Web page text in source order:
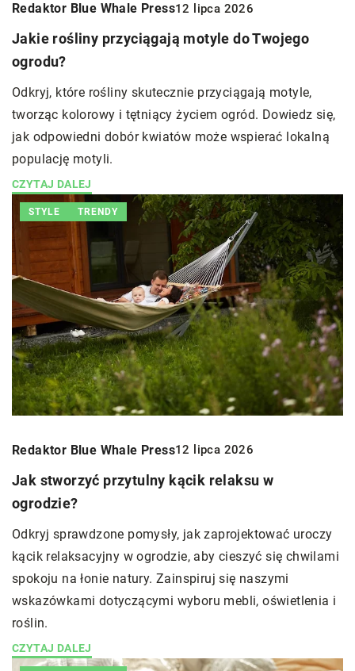
Redaktor Blue Whale Press12 lipca 2026
Jakie rośliny przyciągają motyle do Twojego
ogrodu?
Odkryj, które rośliny skutecznie przyciągają motyle,
tworząc kolorowy i tętniący życiem ogród. Dowiedz się,
jak odpowiedni dobór kwiatów może wspierać lokalną
populację motyli.
CZYTAJ DALEJ
STYLE TRENDY
Redaktor Blue Whale Press12 lipca 2026
Jak stworzyć przytulny kącik relaksu w
ogrodzie?
Odkryj sprawdzone pomysły, jak zaprojektować uroczy
kącik relaksacyjny w ogrodzie, aby cieszyć się chwilami
spokoju na łonie natury. Zainspiruj się naszymi
wskazówkami dotyczącymi wyboru mebli, oświetlenia i
roślin.
CZYTAJ DALEJ